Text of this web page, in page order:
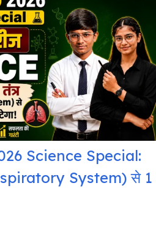
Science Special:
System) से 1